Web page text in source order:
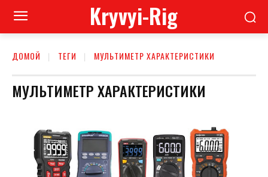
Kryvyi-Rig
ДОМОЙ ТЕГИ МУЛЬТИМЕТР ХАРАКТЕРИСТИКИ
МУЛЬТИМЕТР ХАРАКТЕРИСТИКИ